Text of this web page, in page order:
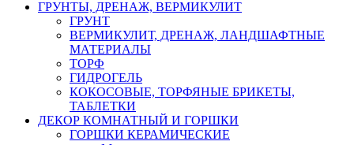
ГРУНТЫ, ДРЕНАЖ, ВЕРМИКУЛИТ
ГРУНТ
ВЕРМИКУЛИТ, ДРЕНАЖ, ЛАНДШАФТНЫЕ
МАТЕРИАЛЫ
ТОРФ
ГИДРОГЕЛЬ
КОКОСОВЫЕ, ТОРФЯНЫЕ БРИКЕТЫ,
ТАБЛЕТКИ
ДЕКОР КОМНАТНЫЙ И ГОРШКИ
ГОРШКИ КЕРАМИЧЕСКИЕ